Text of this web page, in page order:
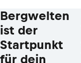
Bergwelten
ist der
Startpunkt
für dein